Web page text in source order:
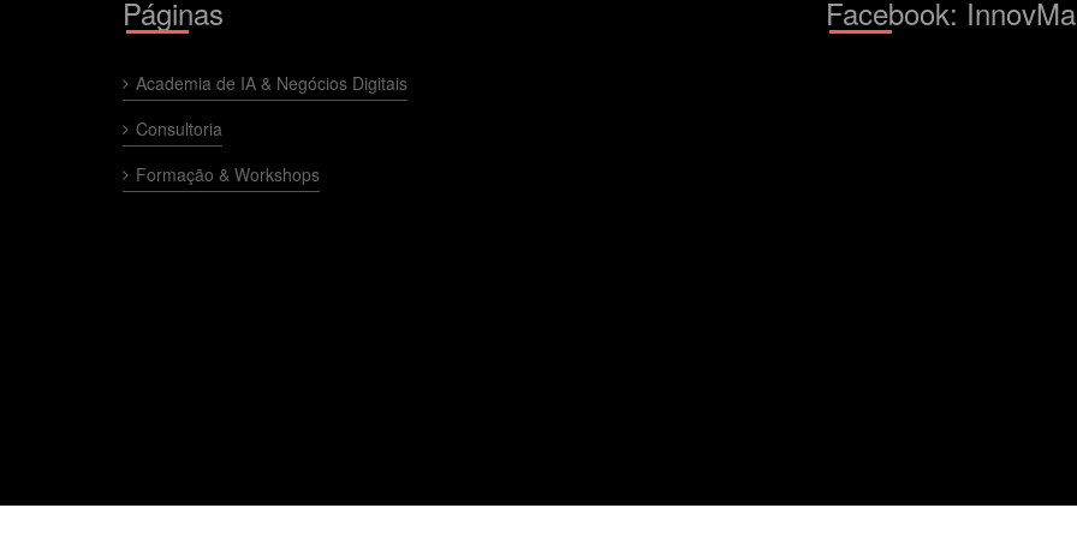
Páginas
Academia de IA & Negócios Digitais
Consultoria
Formação & Workshops
Facebook: